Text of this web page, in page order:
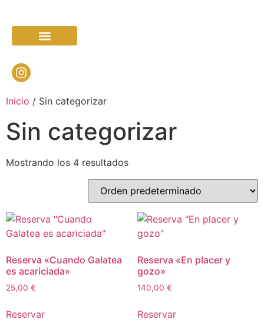
Inicio / Sin categorizar
Sin categorizar
Mostrando los 4 resultados
Reserva «Cuando Galatea
es acariciada»
25,00 €
Reservar
Reserva «En placer y
gozo»
140,00 €
Reservar